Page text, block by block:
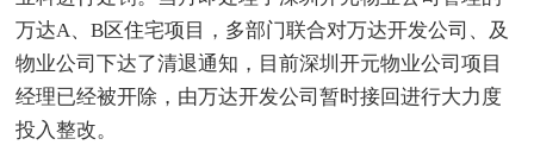
万达A、B区住宅项目，多部门联合对万达开发公司、及
物业公司下达了清退通知，目前深圳开元物业公司项目
经理已经被开除，由万达开发公司暂时接回进行大力度
投入整改。